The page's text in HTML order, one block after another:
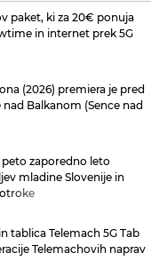
paket, ki za 20€ ponuja
in internet prek 5G
(2026) premiera je pred
nad Balkanom (Sence nad
peto zaporedno leto
mladine Slovenije in
tablica Telemach 5G Tab
Telemachovih naprav